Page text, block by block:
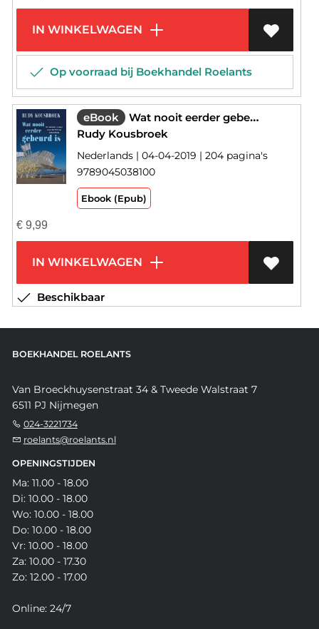
IN WINKELWAGEN
Op voorraad bij Boekhandel Roelants
eBook
Wat nooit eerder gebeurd is
Rudy Kousbroek
Nederlands | 04-04-2019 | 204 pagina's
9789045038100
Ebook (Epub)
€9,99
IN WINKELWAGEN
Beschikbaar
BOEKHANDEL ROELANTS
Van Broeckhuysenstraat 34 & Tweede Walstraat 7
6511 PJ Nijmegen
024-3221734
roelants@roelants.nl
OPENINGSTIJDEN
Ma: 11.00 - 18.00
Di: 10.00 - 18.00
Wo: 10.00 - 18.00
Do: 10.00 - 18.00
Vr: 10.00 - 18.00
Za: 10.00 - 17.30
Zo: 12.00 - 17.00
Online: 24/7